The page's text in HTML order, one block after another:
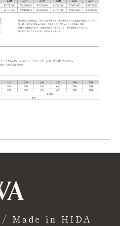
Made in HIDA